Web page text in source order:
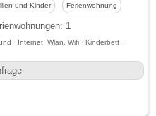
und Kinder Ferienwohnung
1
· Internet, Wlan, Wifi · Kinderbett ·